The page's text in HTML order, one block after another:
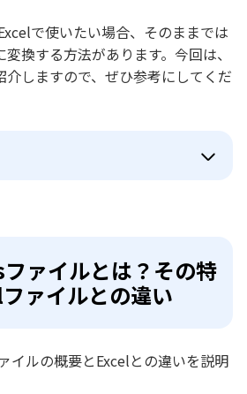
で使いたい場合、そのままでは
換する方法があります。今回は、
介しますので、ぜひ参考にしてくだ
ァイルとは？その特
ァイルとの違い
イルの概要とExcelとの違いを説明